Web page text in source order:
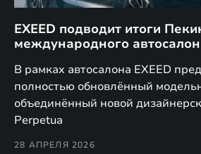
EXEED подводит итоги
международного
В рамках автосалона EXEED
полностью обновлённый
объединённый новой
Perpetua
28 АПРЕЛЯ 2026